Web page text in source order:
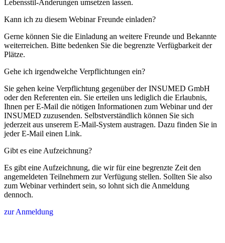
Lebensstil-Änderungen umsetzen lassen.
Kann ich zu diesem Webinar Freunde einladen?
Gerne können Sie die Einladung an weitere Freunde und Bekannte
weiterreichen. Bitte bedenken Sie die begrenzte Verfügbarkeit der
Plätze.
Gehe ich irgendwelche Verpflichtungen ein?
Sie gehen keine Verpflichtung gegenüber der INSUMED GmbH
oder den Referenten ein. Sie erteilen uns lediglich die Erlaubnis,
Ihnen per E-Mail die nötigen Informationen zum Webinar und der
INSUMED zuzusenden. Selbstverständlich können Sie sich
jederzeit aus unserem E-Mail-System austragen. Dazu finden Sie in
jeder E-Mail einen Link.
Gibt es eine Aufzeichnung?
Es gibt eine Aufzeichnung, die wir für eine begrenzte Zeit den
angemeldeten Teilnehmern zur Verfügung stellen. Sollten Sie also
zum Webinar verhindert sein, so lohnt sich die Anmeldung
dennoch.
zur Anmeldung